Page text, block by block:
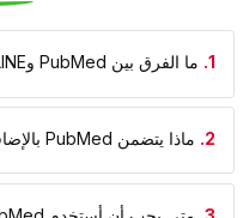
1. ما الفرق بین PubMed وMEDLINE؟
2. ماذا یتضمن PubMed بالإضافه إلى MEDLINE؟